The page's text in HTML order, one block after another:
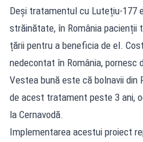
Deși tratamentul cu Lutețiu-177
străinătate, în România pacienții
țării pentru a beneficia de el.
nedecontat în România, pornesc
Vestea bună este că bolnavii din
de acest tratament peste 3 ani,
la Cernavodă.
Implementarea acestui proiect